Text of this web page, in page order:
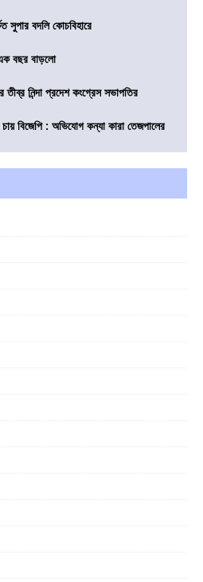
সুপার বদলি কোচবিহারে
বছর বাড়লো
নিন্দা প্রদেশ কংগ্রেস সভাপতির
বিজেপি : অভিযোগ কন্যা কারা তেজপালের